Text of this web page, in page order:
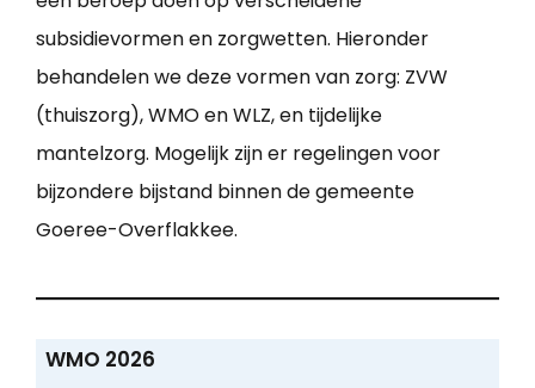
subsidievormen en zorgwetten. Hieronder
behandelen we deze vormen van zorg: ZVW
(thuiszorg), WMO en WLZ, en tijdelijke
mantelzorg. Mogelijk zijn er regelingen voor
bijzondere bijstand binnen de gemeente
Goeree-Overflakkee.
WMO 2026